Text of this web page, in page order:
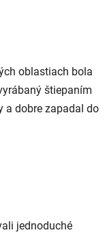
oblastiach bola
štiepaním
a dobre zapadal do
jednoduché